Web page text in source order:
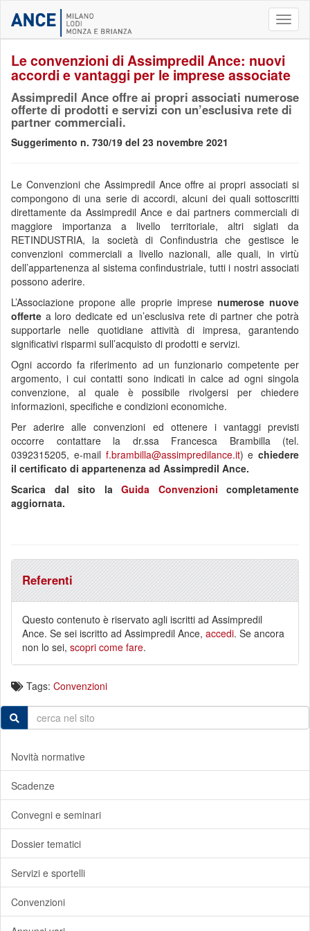
Le convenzioni di Assimpredil Ance: nuovi
accordi e vantaggi per le imprese associate
Assimpredil Ance offre ai propri associati numerose
offerte di prodotti e servizi con un’esclusiva rete di
partner commerciali.
Suggerimento n. 730/19 del 23 novembre 2021
Le Convenzioni che Assimpredil Ance offre ai propri associati si
compongono di una serie di accordi, alcuni dei quali sottoscritti
direttamente da Assimpredil Ance e dai partners commerciali di
maggiore importanza a livello territoriale, altri siglati da
RETINDUSTRIA, la società di Confindustria che gestisce le
convenzioni commerciali a livello nazionali, alle quali, in virtù
dell’appartenenza al sistema confindustriale, tutti i nostri associati
possono aderire.
L’Associazione propone alle proprie imprese numerose nuove
offerte a loro dedicate ed un’esclusiva rete di partner che potrà
supportarle nelle quotidiane attività di impresa, garantendo
significativi risparmi sull’acquisto di prodotti e servizi.
Ogni accordo fa riferimento ad un funzionario competente per
argomento, i cui contatti sono indicati in calce ad ogni singola
convenzione, al quale è possibile rivolgersi per chiedere
informazioni, specifiche e condizioni economiche.
Per aderire alle convenzioni ed ottenere i vantaggi previsti
occorre contattare la dr.ssa Francesca Brambilla (tel.
0392315205, e-mail f.brambilla@assimpredilance.it) e chiedere
il certificato di appartenenza ad Assimpredil Ance.
Scarica dal sito la Guida Convenzioni completamente
aggiornata.
Referenti
Questo contenuto è riservato agli iscritti ad Assimpredil
Ance. Se sei iscritto ad Assimpredil Ance, accedi. Se ancora
non lo sei, scopri come fare.
Tags: Convenzioni
Novità normative
Scadenze
Convegni e seminari
Dossier tematici
Servizi e sportelli
Convenzioni